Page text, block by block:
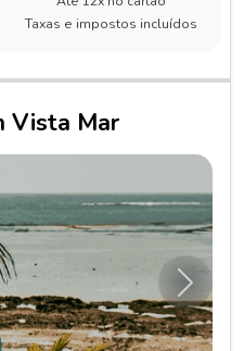
Taxas e impostos incluídos
Vista Mar